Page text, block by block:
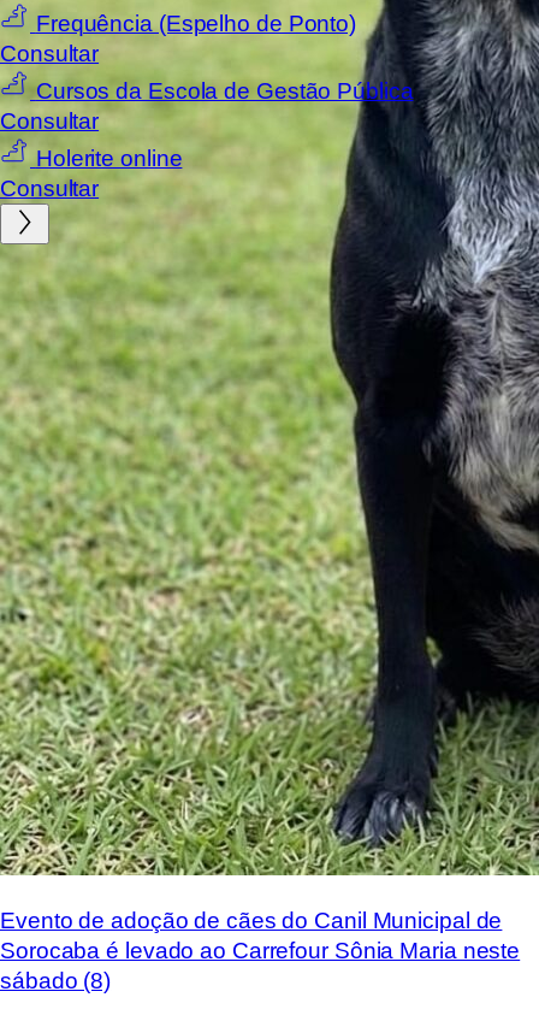
Frequência (Espelho de Ponto)
Consultar
Cursos da Escola de Gestão Pública
Consultar
Holerite online
Consultar
Evento de adoção de cães do Canil Municipal de
Sorocaba é levado ao Carrefour Sônia Maria neste
sábado (8)